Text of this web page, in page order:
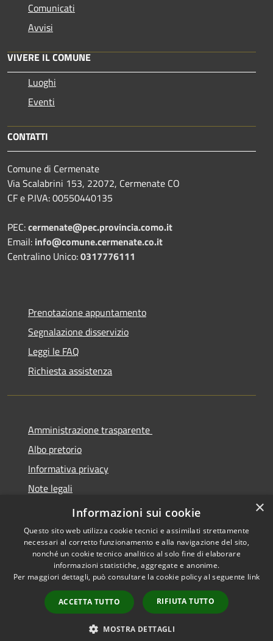
Comunicati
Avvisi
VIVERE IL COMUNE
Luoghi
Eventi
CONTATTI
Comune di Cermenate
Via Scalabrini 153, 22072, Cermenate CO
CF e P.IVA: 00550440135
PEC:cermenate@pec.provincia.como.it
Email: info@comune.cermenate.co.it
Centralino Unico:0317776111
Prenotazione appuntamento
Segnalazione disservizio
Leggi le FAQ
Richiesta assistenza
Amministrazione trasparente
Albo pretorio
Informativa privacy
Note legali
Dichiarazione di accessibilità
Accessibilità
Copyright © 2026 • Comune di
Cermenate • Powered by
Municipium•
Accesso
redazione
×
Informazioni sui cookie
Questo sito web utilizza cookie tecnici e assimilati strettamente
necessari al corretto funzionamento e alla navigazione del sito,
nonché un cookie tecnico analitico al solo fine di elaborare
informazioni statistiche, aggregate e anonime.
Per maggiori dettagli, può consultare la cookie policy al seguente link
ACCETTA TUTTO RIFIUTA TUTTO
MOSTRA DETTAGLI